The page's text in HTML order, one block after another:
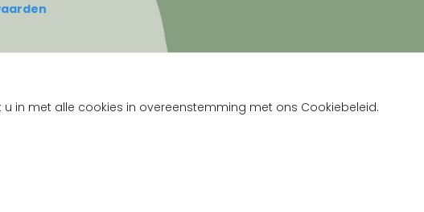
in met alle cookies in overeenstemming met ons Cookiebeleid.